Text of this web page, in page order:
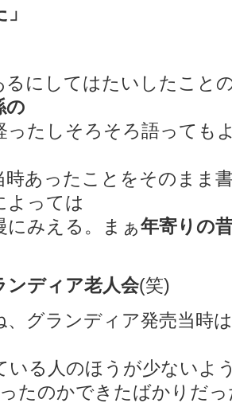
にしてはたいしたこと
の
ったしそろそろ語っても
時あったことをそのまま
よっては
にみえる。まぁ年寄りの
ンディア老人会(笑)
グランディア発売当時
いる人のほうが少ないよ
たのかできたばかりだ